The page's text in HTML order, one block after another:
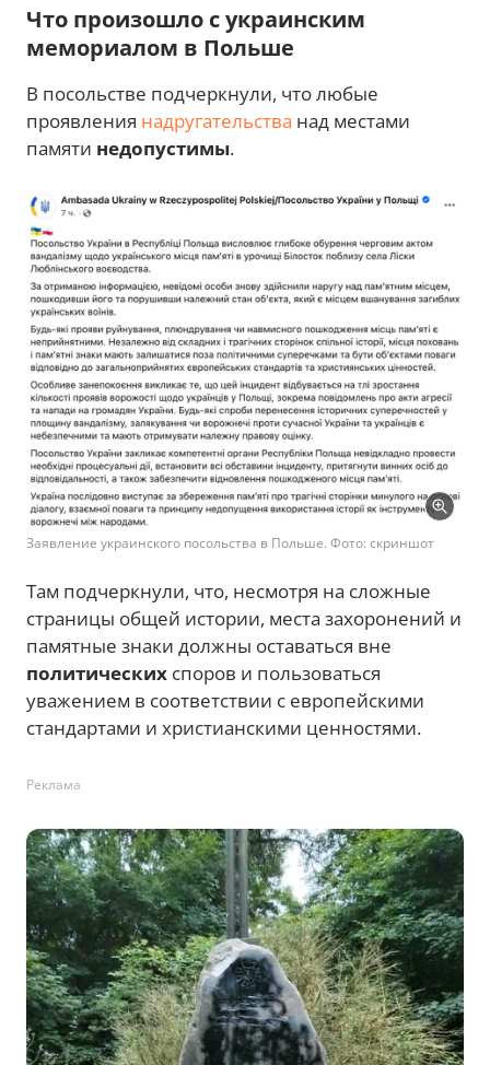
Что произошло с украинским
мемориалом в Польше
В посольстве подчеркнули, что любые
проявления надругательства над местами
памяти недопустимы.
Заявление украинского посольства в Польше. Фото: скриншот
Там подчеркнули, что, несмотря на сложные
страницы общей истории, места захоронений и
памятные знаки должны оставаться вне
политических споров и пользоваться
уважением в соответствии с европейскими
стандартами и христианскими ценностями.
Реклама